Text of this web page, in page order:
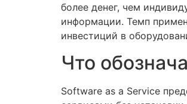
более денег, чем
информации. Темп
инвестиций в
Что
Software as a Service